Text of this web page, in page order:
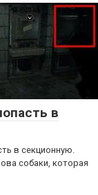
в
в секционную.
собаки, которая